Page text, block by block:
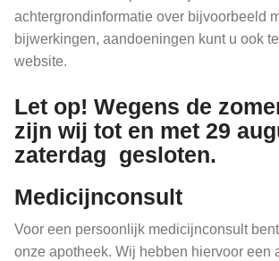
achtergrondinformatie over bijvoorbeeld
bijwerkingen, aandoeningen kunt u ook
website.
Let op! Wegens de
zijn wij tot en met 29
zaterdag gesloten.
Medicijnconsult
Voor een persoonlijk medicijnconsult
onze apotheek. Wij hebben hiervoor een